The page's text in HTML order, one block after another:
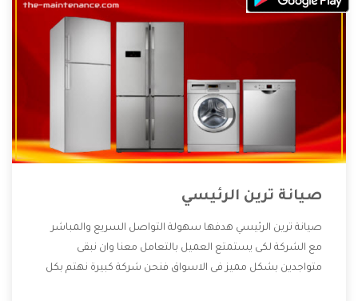
صيانة ترين الرئيسي
صيانة ترين الرئيسي هدفها سهولة التواصل السريع والمباشر
مع الشركة لكى يستمتع العميل بالتعامل معنا وان نبقى
متواجدين بشكل مميز فى الاسواق فنحن شركة كبيرة نهتم بكل